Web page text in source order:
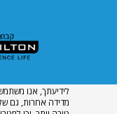
מדידה אחרות, גם